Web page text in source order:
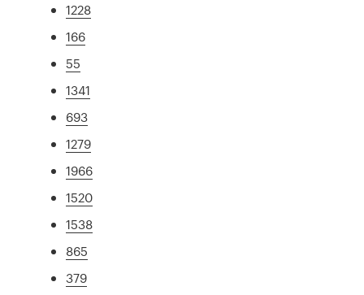
1228
166
55
1341
693
1279
1966
1520
1538
865
379